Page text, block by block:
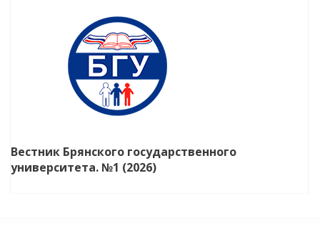
Вестник Брянского государственного
университета. №1 (2026)